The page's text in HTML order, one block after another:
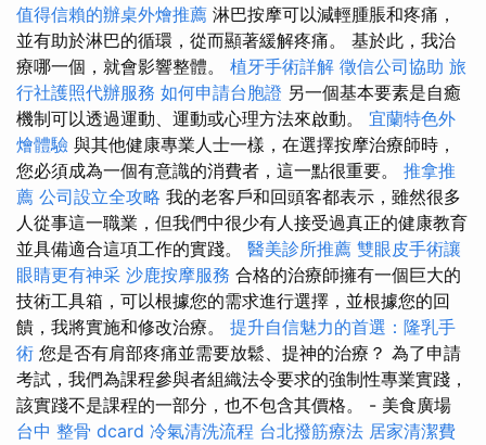
值得信賴的辦桌外燴推薦 淋巴按摩可以減輕腫脹和疼痛，
並有助於淋巴的循環，從而顯著緩解疼痛。 基於此，我治
療哪一個，就會影響整體。 植牙手術詳解 徵信公司協助 旅
行社護照代辦服務 如何申請台胞證 另一個基本要素是自癒
機制可以透過運動、運動或心理方法來啟動。 宜蘭特色外
燴體驗 與其他健康專業人士一樣，在選擇按摩治療師時，
您必須成為一個有意識的消費者，這一點很重要。 推拿推
薦 公司設立全攻略 我的老客戶和回頭客都表示，雖然很多
人從事這一職業，但我們中很少有人接受過真正的健康教育
並具備適合這項工作的實踐。 醫美診所推薦 雙眼皮手術讓
眼睛更有神采 沙鹿按摩服務 合格的治療師擁有一個巨大的
技術工具箱，可以根據您的需求進行選擇，並根據您的回
饋，我將實施和修改治療。 提升自信魅力的首選：隆乳手
術 您是否有肩部疼痛並需要放鬆、提神的治療？ 為了申請
考試，我們為課程參與者組織法令要求的強制性專業實踐，
該實踐不是課程的一部分，也不包含其價格。 - 美食廣場
台中 整骨 dcard 冷氣清洗流程 台北撥筋療法 居家清潔費